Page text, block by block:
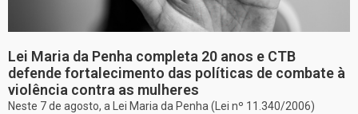
Lei Maria da Penha completa 20 anos e CTB
defende fortalecimento das políticas de combate à
violência contra as mulheres
Neste 7 de agosto, a Lei Maria da Penha (Lei nº 11.340/2006)